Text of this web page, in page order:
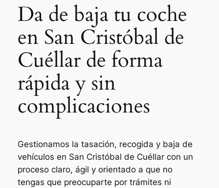
Da de baja tu coche
en San Cristóbal de
Cuéllar de forma
rápida y sin
complicaciones
Gestionamos la tasación, recogida y baja de
vehículos en San Cristóbal de Cuéllar con un
proceso claro, ágil y orientado a que no
tengas que preocuparte por trámites ni